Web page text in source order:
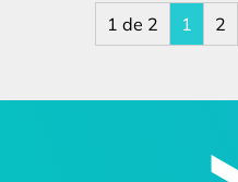
1 de 2 1 2